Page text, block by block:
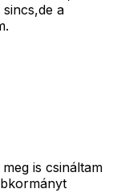
a
is csináltam